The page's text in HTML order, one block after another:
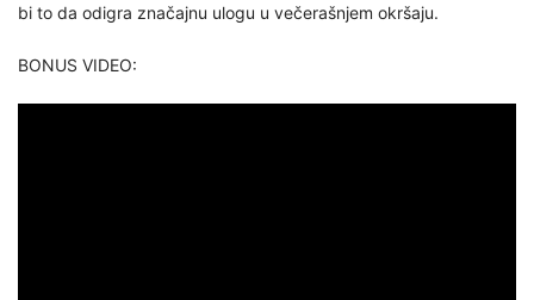
bi to da odigra značajnu ulogu u večerašnjem okršaju.
BONUS VIDEO: